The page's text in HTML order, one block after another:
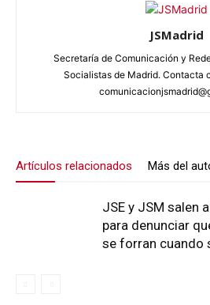
JSMadrid
Secretaría de Comunicación y
Socialistas de Madrid. Contacta
Artículos relacionados Más del
JSE y JSM salen
para denunciar
se forran cuando